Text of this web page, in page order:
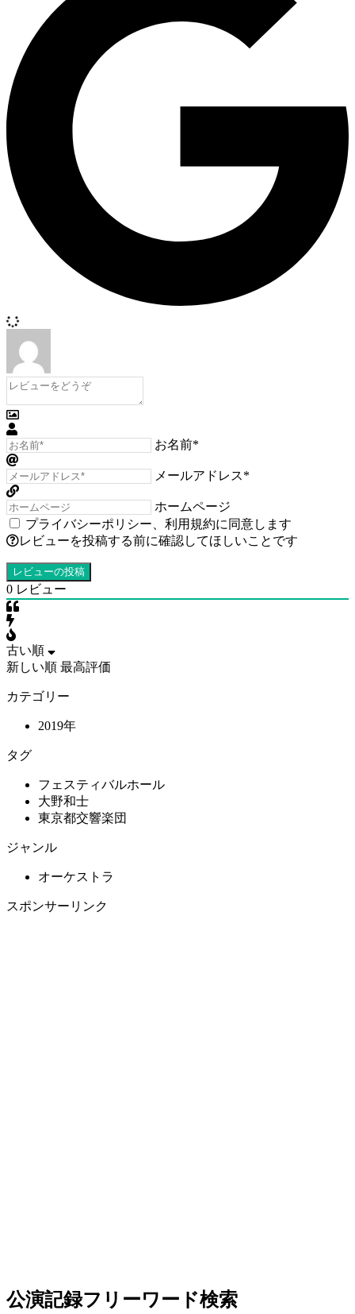
お名前*
メールアドレス*
ホームページ
プライバシーポリシー
利用規約に同意します
レビューを投稿する前に確認してほしいことです
0 レビュー
古い順
新しい順 最高評価
カテゴリー
2019年
タグ
フェスティバルホール
大野和士
東京都交響楽団
ジャンル
オーケストラ
スポンサーリンク
公演記録フリーワード検索